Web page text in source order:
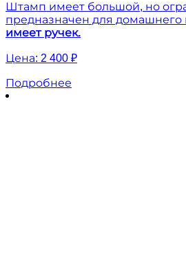
Штамп имеет большой, но
предназначен для домашнего
имеет ручек.
Цена: 2 400 ₽
Подробнее